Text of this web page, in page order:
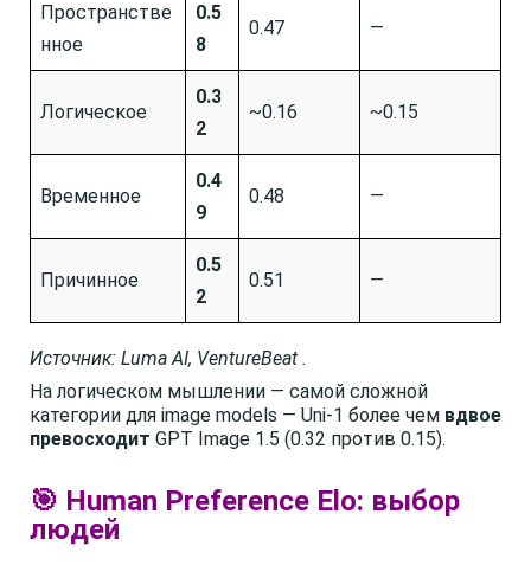
Пространстве
нное
0.5
8
0.47 —
Логическое
0.3
2
~0.16 ~0.15
Временное
0.4
9
0.48 —
Причинное
0.5
2
0.51 —
Источник: Luma AI, VentureBeat .
На логическом мышлении — самой сложной
категории для image models — Uni-1 более чем вдвое
превосходит GPT Image 1.5 (0.32 против 0.15).
🎯 Human Preference Elo: выбор
людей